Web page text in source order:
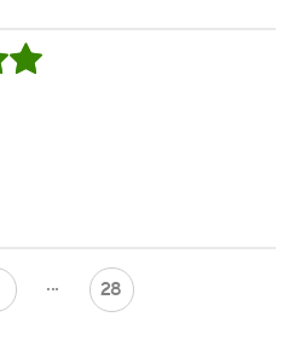
... 28